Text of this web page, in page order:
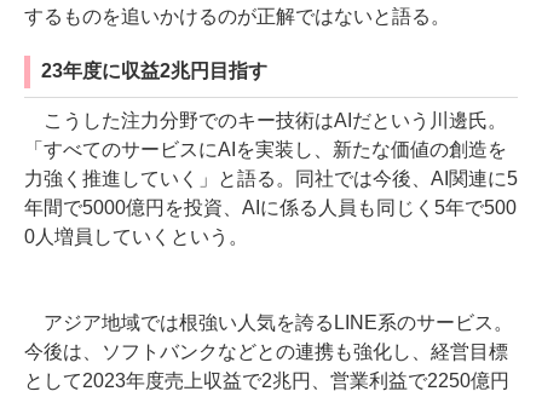
するものを追いかけるのが正解ではないと語る。
23年度に収益2兆円目指す
こうした注力分野でのキー技術はAIだという川邊氏。
「すべてのサービスにAIを実装し、新たな価値の創造を
力強く推進していく」と語る。同社では今後、AI関連に5
年間で5000億円を投資、AIに係る人員も同じく5年で500
0人増員していくという。
アジア地域では根強い人気を誇るLINE系のサービス。
今後は、ソフトバンクなどとの連携も強化し、経営目標
として2023年度売上収益で2兆円、営業利益で2250億円